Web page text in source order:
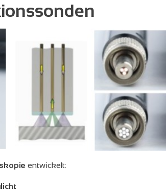
entwickelt: